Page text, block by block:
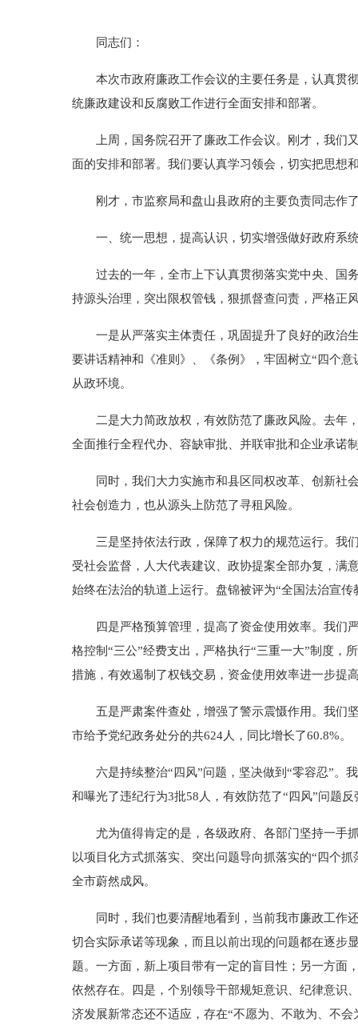
同志们：
本次市政府廉政工作会议的主要任务是，认真贯彻
统廉政建设和反腐败工作进行全面安排和部署。
上周，国务院召开了廉政工作会议。刚才，我们又
面的安排和部署。我们要认真学习领会，切实把思想
刚才，市监察局和盘山县政府的主要负责同志作
一、统一思想，提高认识，切实增强做好政府系
过去的一年，全市上下认真贯彻落实党中央、国务
持源头治理，突出限权管钱，狠抓督查问责，严格正
一是从严落实主体责任，巩固提升了良好的政治生
要讲话精神和《准则》、《条例》，牢固树立“四个
从政环境。
二是大力简政放权，有效防范了廉政风险。去年，
全面推行全程代办、容缺审批、并联审批和企业承诺
同时，我们大力实施市和县区同权改革、创新社会
社会创造力，也从源头上防范了寻租风险。
三是坚持依法行政，保障了权力的规范运行。我们
受社会监督，人大代表建议、政协提案全部办复，满
始终在法治的轨道上运行。盘锦被评为“全国法治宣传
四是严格预算管理，提高了资金使用效率。我们严
格控制“三公”经费支出，严格执行“三重一大”制度，
措施，有效遏制了权钱交易，资金使用效率进一步提
五是严肃案件查处，增强了警示震慑作用。我们坚
市给予党纪政务处分的共624人，同比增长了60.8%。
六是持续整治“四风”问题，坚决做到“零容忍”。我
和曝光了违纪行为3批58人，有效防范了“四风”问题
尤为值得肯定的是，各级政府、各部门坚持一手抓
以项目化方式抓落实、突出问题导向抓落实的“四个
全市蔚然成风。
同时，我们也要清醒地看到，当前我市廉政工作还
切合实际承诺等现象，而且以前出现的问题都在逐步
题。一方面，新上项目带有一定的盲目性；另一方面
依然存在。四是，个别领导干部规矩意识、纪律意识
济发展新常态还不适应，存在“不愿为、不敢为、不